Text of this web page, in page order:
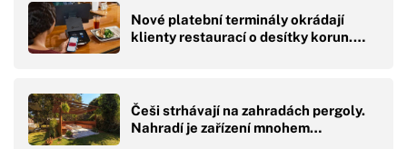
Nové platební terminály okrádají
klienty restaurací o desítky korun.…
Češi strhávají na zahradách pergoly.
Nahradí je zařízení mnohem…